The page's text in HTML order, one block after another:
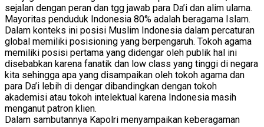
sejalan dengan peran dan tgg jawab para Da’i dan alim ulama.
Mayoritas penduduk Indonesia 80% adalah beragama Islam.
Dalam konteks ini posisi Muslim Indonesia dalam percaturan
global memiliki posisioning yang berpengaruh. Tokoh agama
memiliki posisi pertama yang didengar oleh publik hal ini
disebabkan karena fanatik dan low class yang tinggi di negara
kita sehingga apa yang disampaikan oleh tokoh agama dan
para Da’i lebih di dengar dibandingkan dengan tokoh
akademisi atau tokoh intelektual karena Indonesia masih
menganut patron klien.
Dalam sambutannya Kapolri menyampaikan keberagaman